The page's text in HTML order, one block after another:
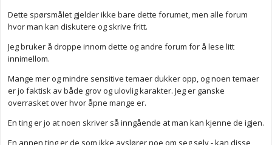
Dette spørsmålet gjelder ikke bare dette forumet, men alle forum
hvor man kan diskutere og skrive fritt.
Jeg bruker å droppe innom dette og andre forum for å lese litt
innimellom.
Mange mer og mindre sensitive temaer dukker opp, og noen temaer
er jo faktisk av både grov og ulovlig karakter. Jeg er ganske
overrasket over hvor åpne mange er.
En ting er jo at noen skriver så inngående at man kan kjenne de igjen.
En annen ting er de som ikke avslører noe om seg selv - kan disse